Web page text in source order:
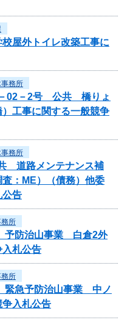
校屋外トイレ改築工事に
務所
－02－2号 公共 橋りょ
工事に関する一般競争
務所
道路メンテナンス補
：ME）（債務）他委
公告
所
予防治山事業 白倉2外
札公告
所
緊急予防治山事業 中ノ
入札公告